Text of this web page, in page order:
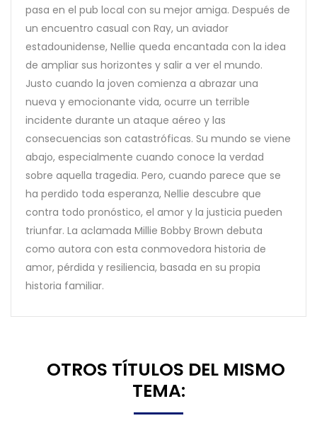
pasa en el pub local con su mejor amiga. Después de
un encuentro casual con Ray, un aviador
estadounidense, Nellie queda encantada con la idea
de ampliar sus horizontes y salir a ver el mundo.
Justo cuando la joven comienza a abrazar una
nueva y emocionante vida, ocurre un terrible
incidente durante un ataque aéreo y las
consecuencias son catastróficas. Su mundo se viene
abajo, especialmente cuando conoce la verdad
sobre aquella tragedia. Pero, cuando parece que se
ha perdido toda esperanza, Nellie descubre que
contra todo pronóstico, el amor y la justicia pueden
triunfar. La aclamada Millie Bobby Brown debuta
como autora con esta conmovedora historia de
amor, pérdida y resiliencia, basada en su propia
historia familiar.
TEMA: